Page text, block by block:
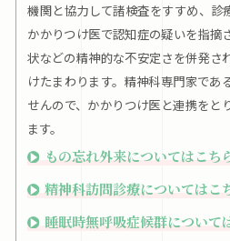
機関と協力して諸検査をすすめ、診
かかりつけ医で認知症の疑いを指摘
状などの精神的な不安定さを併発さ
けたまわります。精神科専門家であ
せんので、かかりつけ医と連携をと
ます。
もの忘れ外来についてはこち
精神科訪問診療についてはこ
睡眠時無呼吸症候群について